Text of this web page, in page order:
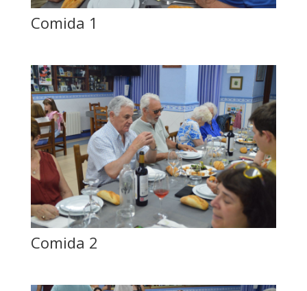
Comida 1
Comida 2